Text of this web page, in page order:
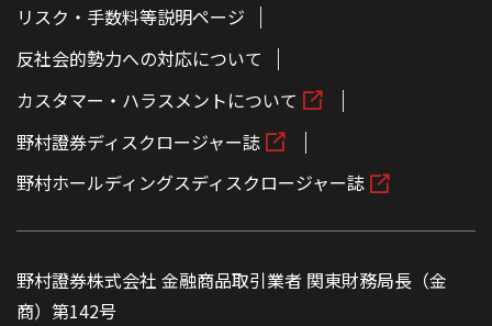
リスク・手数料等説明ページ
反社会的勢力への対応について
カスタマー・ハラスメントについて
野村證券ディスクロージャー誌
野村ホールディングスディスクロージャー誌
野村證券株式会社 金融商品取引業者 関東財務局長（金
商）第142号